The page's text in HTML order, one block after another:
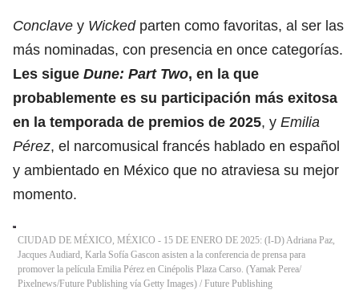
Conclave y Wickedparten como favoritas, al ser las
más nominadas, con presencia en once categorías.
Les sigue Dune: Part Two, en la que
probablemente es su participación más exitosa
en la temporada de premios de 2025, y Emilia
Pérez, el narcomusical francés hablado en español
y ambientado en México que no atraviesa su mejor
momento.
CIUDAD DE MÉXICO, MÉXICO - 15 DE ENERO DE 2025: (I-D) Adriana Paz,
Jacques Audiard, Karla Sofía Gascon asisten a la conferencia de prensa para
promover la película Emilia Pérez en Cinépolis Plaza Carso. (Yamak Perea/
Pixelnews/Future Publishing vía Getty Images) / Future Publishing